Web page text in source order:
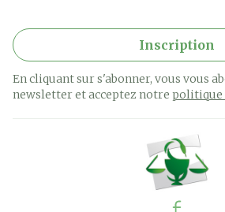
Inscription
En cliquant sur s'abonner, vous vous
newsletter et acceptez notre politique